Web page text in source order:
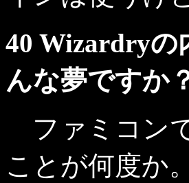
40 Wizardryの
んな夢ですか
ファミコン
ことが何度か。